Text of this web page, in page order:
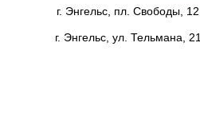
г. Энгельс, пл. Свободы, 12
г. Энгельс, ул. Тельмана, 21